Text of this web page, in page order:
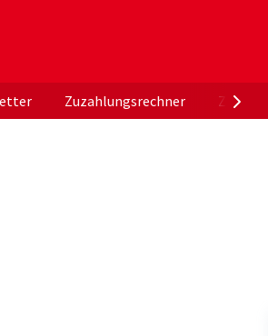
Zuzahlungsrechner